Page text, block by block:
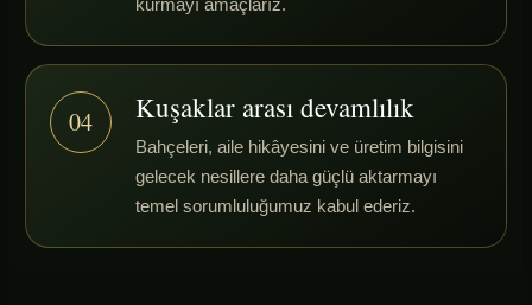
04 Kuşaklar arası devamlılık
Bahçeleri, aile hikâyesini ve üretim bilgisini
gelecek nesillere daha güçlü aktarmayı
temel sorumluluğumuz kabul ederiz.